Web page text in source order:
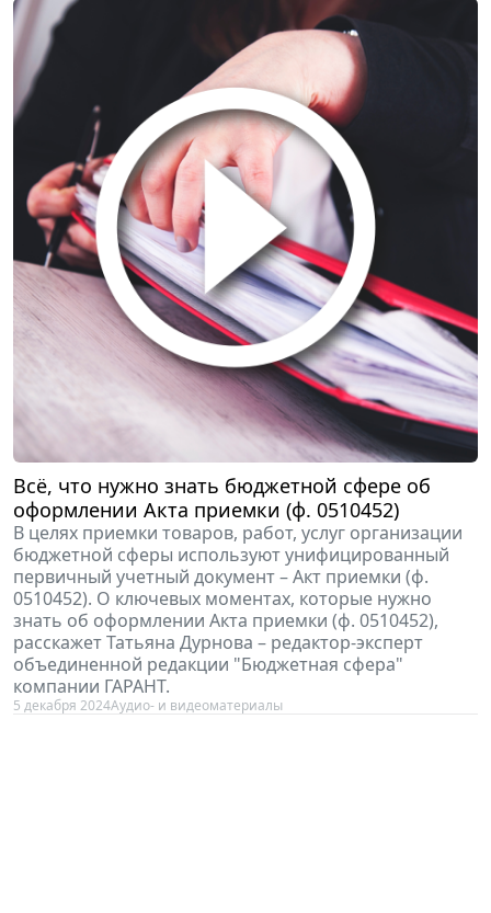
Всё, что нужно знать бюджетной сфере об
оформлении Акта приемки (ф. 0510452)
В целях приемки товаров, работ, услуг организации
бюджетной сферы используют унифицированный
первичный учетный документ – Акт приемки (ф.
0510452). О ключевых моментах, которые нужно
знать об оформлении Акта приемки (ф. 0510452),
расскажет Татьяна Дурнова – редактор-эксперт
объединенной редакции "Бюджетная сфера"
компании ГАРАНТ.
5 декабря 2024Аудио- и видеоматериалы